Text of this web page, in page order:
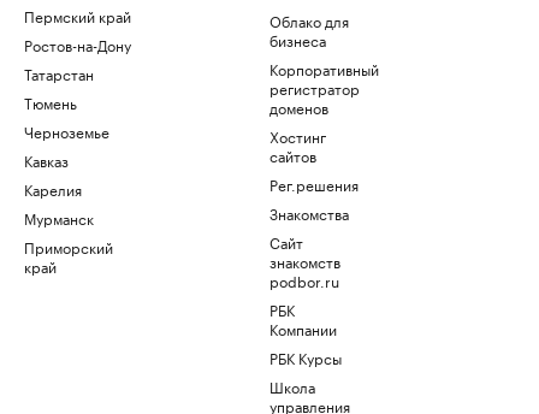
Пермский край
Ростов-на-Дону
Татарстан
Тюмень
Черноземье
Кавказ
Карелия
Мурманск
Приморский
край
Облако для
бизнеса
Корпоративный
регистратор
доменов
Хостинг
сайтов
Рег.решения
Знакомства
Сайт
знакомств
podbor.ru
РБК
Компании
РБК Курсы
Школа
управления